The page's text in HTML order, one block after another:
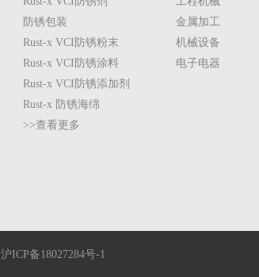
防锈包装
Rust-x VCI防锈粉末
Rust-x VCI防锈涂料
Rust-x VCI防锈添加剂
Rust-x 防锈海绵
>>查看更多
金属加工
机械设备
电子电器
沪ICP备18027284号-1